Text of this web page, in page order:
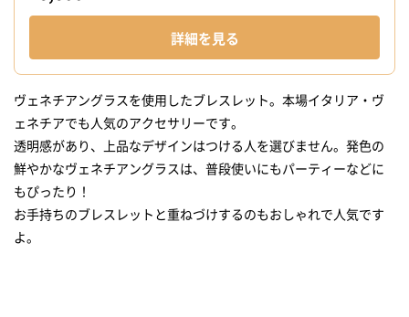
詳細を見る
ヴェネチアングラスを使用したブレスレット。本場イタリア・ヴ
ェネチアでも人気のアクセサリーです。
透明感があり、上品なデザインはつける人を選びません。発色の
鮮やかなヴェネチアングラスは、普段使いにもパーティーなどに
もぴったり！
お手持ちのブレスレットと重ねづけするのもおしゃれで人気です
よ。